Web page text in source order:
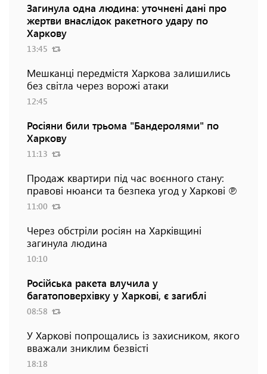
Загинула одна людина: уточнені дані про
жертви внаслідок ракетного удару по
Харкову
13:45
Мешканці передмістя Харкова залишились
без світла через ворожі атаки
12:45
Росіяни били трьома "Бандеролями" по
Харкову
11:13
Продаж квартири під час воєнного стану:
правові нюанси та безпека угод у Харкові ℗
11:00
Через обстріли росіян на Харківщині
загинула людина
10:10
Російська ракета влучила у
багатоповерхівку у Харкові, є загиблі
08:58
У Харкові попрощались із захисником, якого
вважали зниклим безвісті
18:18